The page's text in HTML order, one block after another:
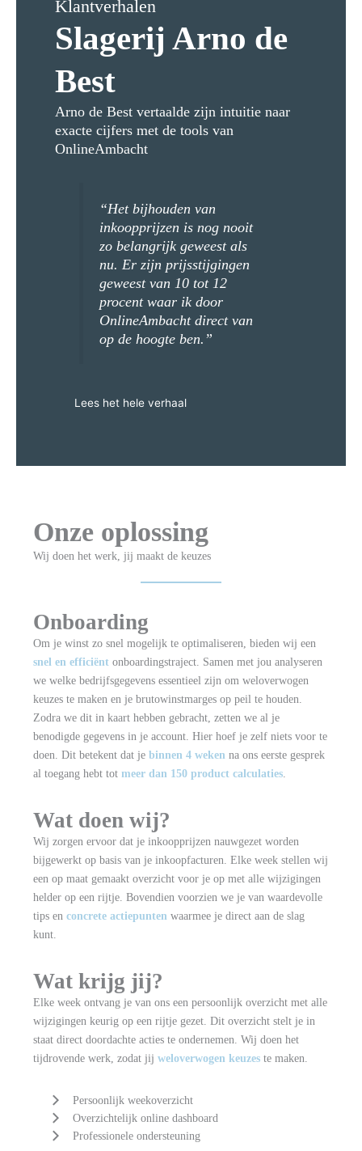
Klantverhalen
Slagerij Arno de
Best
Arno de Best vertaalde zijn intuitie naar
exacte cijfers met de tools van
OnlineAmbacht
“Het bijhouden van
inkoopprijzen is nog nooit
zo belangrijk geweest als
nu. Er zijn prijsstijgingen
geweest van 10 tot 12
procent waar ik door
OnlineAmbacht direct van
op de hoogte ben.”
Lees het hele verhaal
Onze oplossing
Wij doen het werk, jij maakt de keuzes
Onboarding
Om je winst zo snel mogelijk te optimaliseren, bieden wij een
snel en efficiënt onboardingstraject. Samen met jou analyseren
we welke bedrijfsgegevens essentieel zijn om weloverwogen
keuzes te maken en je brutowinstmarges op peil te houden.
Zodra we dit in kaart hebben gebracht, zetten we al je
benodigde gegevens in je account. Hier hoef je zelf niets voor te
doen. Dit betekent dat je binnen 4 weken na ons eerste gesprek
al toegang hebt tot meer dan 150 product calculaties.
Wat doen wij?
Wij zorgen ervoor dat je inkoopprijzen nauwgezet worden
bijgewerkt op basis van je inkoopfacturen. Elke week stellen wij
een op maat gemaakt overzicht voor je op met alle wijzigingen
helder op een rijtje. Bovendien voorzien we je van waardevolle
tips en concrete actiepunten waarmee je direct aan de slag
kunt.
Wat krijg jij?
Elke week ontvang je van ons een persoonlijk overzicht met alle
wijzigingen keurig op een rijtje gezet. Dit overzicht stelt je in
staat direct doordachte acties te ondernemen. Wij doen het
tijdrovende werk, zodat jij weloverwogen keuzeste maken.
Persoonlijk weekoverzicht
Overzichtelijk online dashboard
Professionele ondersteuning